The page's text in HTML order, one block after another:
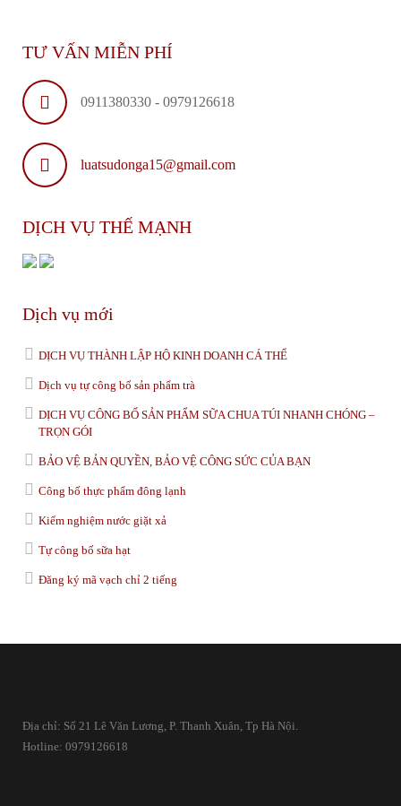
TƯ VẤN MIỄN PHÍ
0911380330 - 0979126618
luatsudonga15@gmail.com
DỊCH VỤ THẾ MẠNH
Dịch vụ mới
DỊCH VỤ THÀNH LẬP HỘ KINH DOANH CÁ THỂ
Dịch vụ tự công bố sản phẩm trà
DỊCH VỤ CÔNG BỐ SẢN PHẨM SỮA CHUA TÚI NHANH CHÓNG –
TRỌN GÓI
BẢO VỆ BẢN QUYỀN, BẢO VỆ CÔNG SỨC CỦA BẠN
Công bố thực phẩm đông lạnh
Kiểm nghiệm nước giặt xả
Tự công bố sữa hạt
Đăng ký mã vạch chỉ 2 tiếng
Địa chỉ: Số 21 Lê Văn Lương, P. Thanh Xuân, Tp Hà Nội.
Hotline: 0979126618